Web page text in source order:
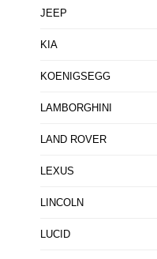
JEEP
KIA
KOENIGSEGG
LAMBORGHINI
LAND ROVER
LEXUS
LINCOLN
LUCID